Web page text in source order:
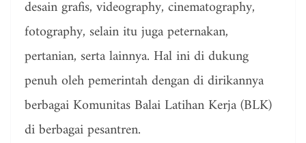
desain grafis, videography, cinematography,
fotography, selain itu juga peternakan,
pertanian, serta lainnya. Hal ini di dukung
penuh oleh pemerintah dengan di dirikannya
berbagai Komunitas Balai Latihan Kerja (BLK)
di berbagai pesantren.